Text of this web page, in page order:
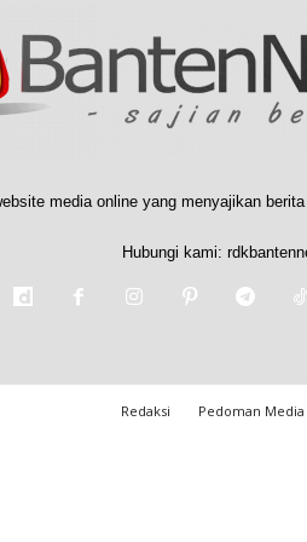
media online yang menyajikan
Hubungi kami:
Redaksi Pedoman